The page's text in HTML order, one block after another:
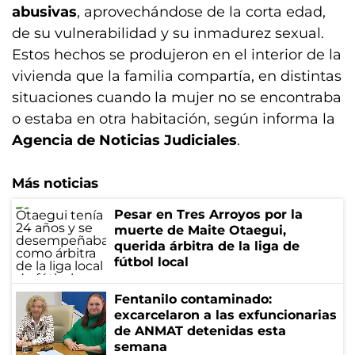
abusivas, aprovechándose de la corta edad,
de su vulnerabilidad y su inmadurez sexual.
Estos hechos se produjeron en el interior de la
vivienda que la familia compartía, en distintas
situaciones cuando la mujer no se encontraba
o estaba en otra habitación, según informa la
Agencia de Noticias Judiciales.
Más noticias
Pesar en Tres Arroyos por la
muerte de Maite Otaegui,
querida árbitra de la liga de
fútbol local
Fentanilo contaminado:
excarcelaron a las exfuncionarias
de ANMAT detenidas esta
semana